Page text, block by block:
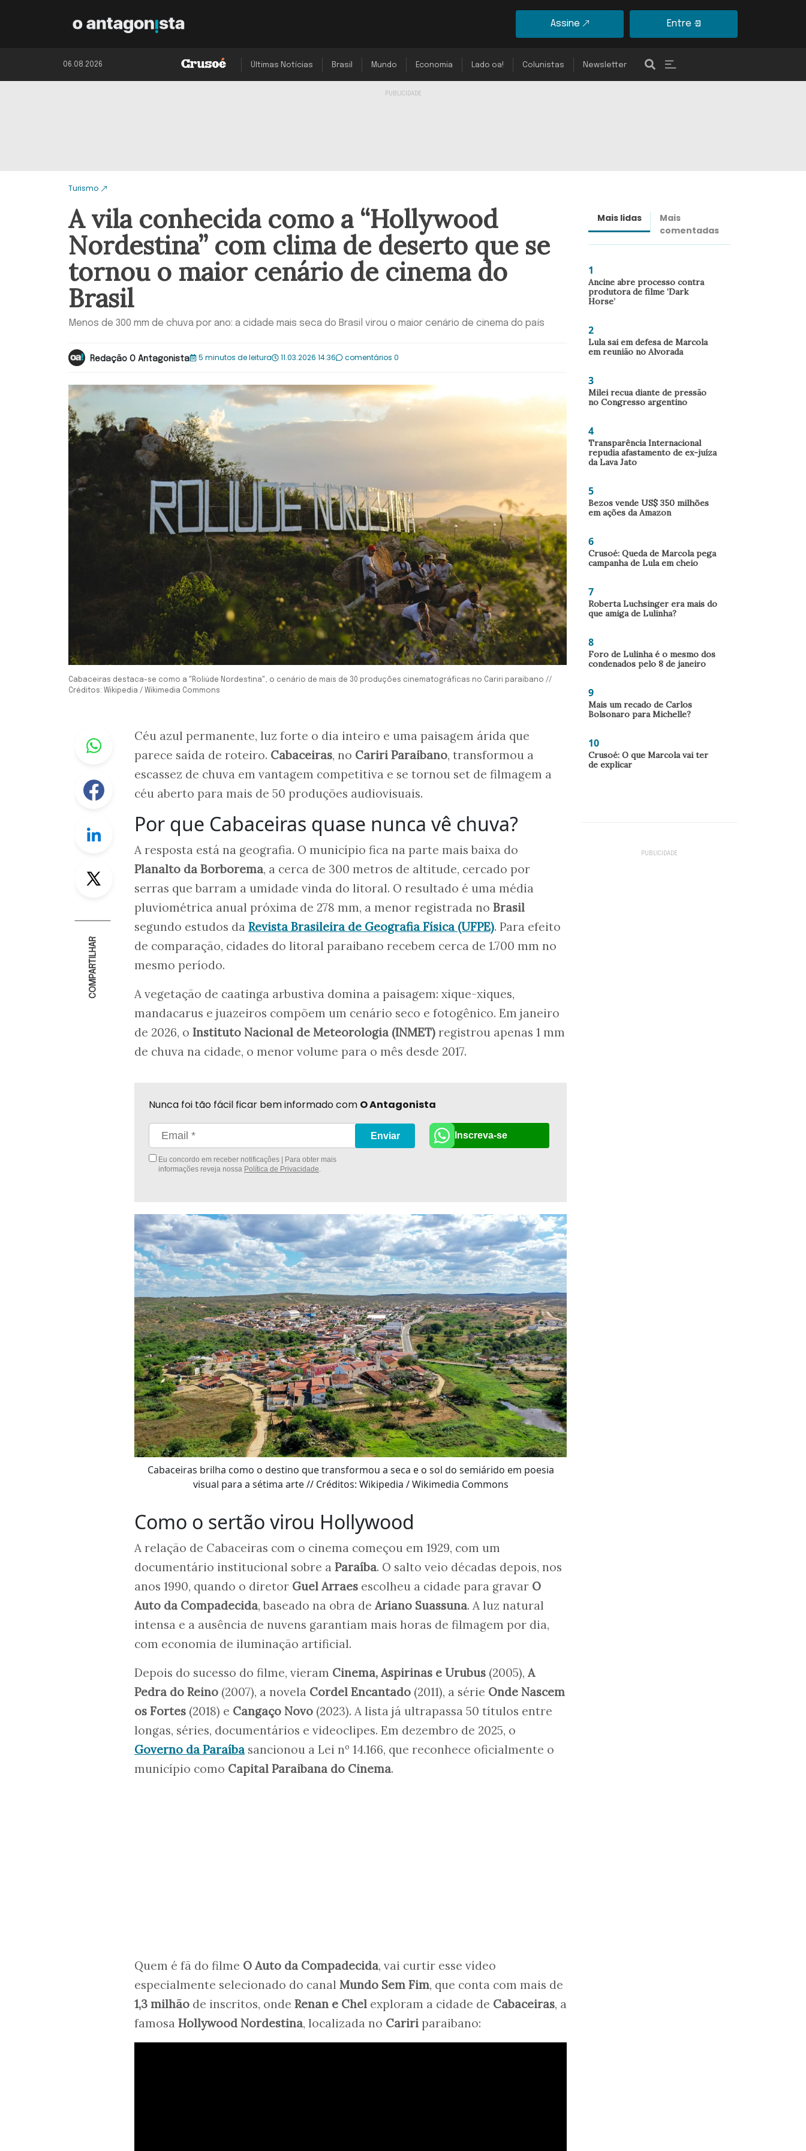
Assine Entre
06.08.2026 Últimas Notícias Brasil Mundo Economia Lado oa! Colunistas Newsletter
Turismo
A vila conhecida como a “Hollywood
Nordestina” com clima de deserto que se
tornou o maior cenário de cinema do
Brasil
Menos de 300 mm de chuva por ano: a cidade mais seca do Brasil virou o maior cenário de cinema do país
Redação O Antagonista 5 minutos de leitura 11.03.2026 14:36 comentários 0
Cabaceiras destaca-se como a "Roliúde Nordestina", o cenário de mais de 30 produções cinematográficas no Cariri paraibano //
Créditos: Wikipedia / Wikimedia Commons
Whastapp
Facebook
Linkedin
Twitter
COMPARTILHAR
Céu azul permanente, luz forte o dia inteiro e uma paisagem árida que
parece saída de roteiro. Cabaceiras, no Cariri Paraibano, transformou a
escassez de chuva em vantagem competitiva e se tornou set de filmagem a
céu aberto para mais de 50 produções audiovisuais.
Por que Cabaceiras quase nunca vê chuva?
A resposta está na geografia. O município fica na parte mais baixa do
Planalto da Borborema, a cerca de 300 metros de altitude, cercado por
serras que barram a umidade vinda do litoral. O resultado é uma média
pluviométrica anual próxima de 278 mm, a menor registrada no Brasil
segundo estudos da Revista Brasileira de Geografia Física (UFPE). Para efeito
de comparação, cidades do litoral paraibano recebem cerca de 1.700 mm no
mesmo período.
A vegetação de caatinga arbustiva domina a paisagem: xique-xiques,
mandacarus e juazeiros compõem um cenário seco e fotogênico. Em janeiro
de 2026, o Instituto Nacional de Meteorologia (INMET) registrou apenas 1 mm
de chuva na cidade, o menor volume para o mês desde 2017.
Nunca foi tão fácil ficar bem informado com O Antagonista
Eu concordo em receber notificações | Para obter mais
informações reveja nossa Política de Privacidade.
Enviar Inscreva-se
Cabaceiras brilha como o destino que transformou a seca e o sol do semiárido em poesia
visual para a sétima arte // Créditos: Wikipedia / Wikimedia Commons
Como o sertão virou Hollywood
A relação de Cabaceiras com o cinema começou em 1929, com um
documentário institucional sobre a Paraíba. O salto veio décadas depois, nos
anos 1990, quando o diretor Guel Arraes escolheu a cidade para gravar O
Auto da Compadecida, baseado na obra de Ariano Suassuna. A luz natural
intensa e a ausência de nuvens garantiam mais horas de filmagem por dia,
com economia de iluminação artificial.
Depois do sucesso do filme, vieram Cinema, Aspirinas e Urubus (2005), A
Pedra do Reino (2007), a novela Cordel Encantado (2011), a série Onde Nascem
os Fortes (2018) e Cangaço Novo (2023). A lista já ultrapassa 50 títulos entre
longas, séries, documentários e videoclipes. Em dezembro de 2025, o
Governo da Paraíba sancionou a Lei nº 14.166, que reconhece oficialmente o
município como Capital Paraibana do Cinema.
Quem é fã do filme O Auto da Compadecida, vai curtir esse vídeo
especialmente selecionado do canal Mundo Sem Fim, que conta com mais de
1,3 milhão de inscritos, onde Renan e Chel exploram a cidade de Cabaceiras, a
famosa Hollywood Nordestina, localizada no Cariri paraibano:
Mais lidas
Mais
comentadas
1
Ancine abre processo contra
produtora de filme ‘Dark
Horse’
2
Lula sai em defesa de Marcola
em reunião no Alvorada
3
Milei recua diante de pressão
no Congresso argentino
4
Transparência Internacional
repudia afastamento de ex-juíza
da Lava Jato
5
Bezos vende US$ 350 milhões
em ações da Amazon
6
Crusoé: Queda de Marcola pega
campanha de Lula em cheio
7
Roberta Luchsinger era mais do
que amiga de Lulinha?
8
Foro de Lulinha é o mesmo dos
condenados pelo 8 de janeiro
9
Mais um recado de Carlos
Bolsonaro para Michelle?
10
Crusoé: O que Marcola vai ter
de explicar